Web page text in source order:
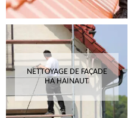
NETTOYAGE DE FAÇADE
HA HAINAUT